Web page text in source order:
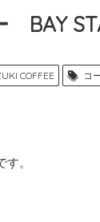
BAY
COFFEE コ
。